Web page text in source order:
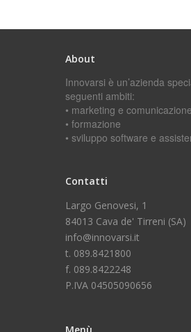
About
Innovarsi è un’azienda
seguenti ambiti:
• marketing e comunicazione
• formazione
• sviluppo software e
Contatti
Largo Genovesi, 1
84013 Cava de' Tirreni (SA)
info@innovarsi.it
t. 089.8421800
f. 089.8422248
P.IVA 04505090656